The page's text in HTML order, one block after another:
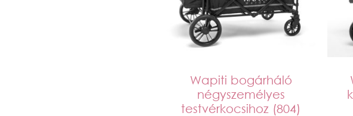
Wapiti bogárháló
négyszemélyes
testvérkocsihoz (804)